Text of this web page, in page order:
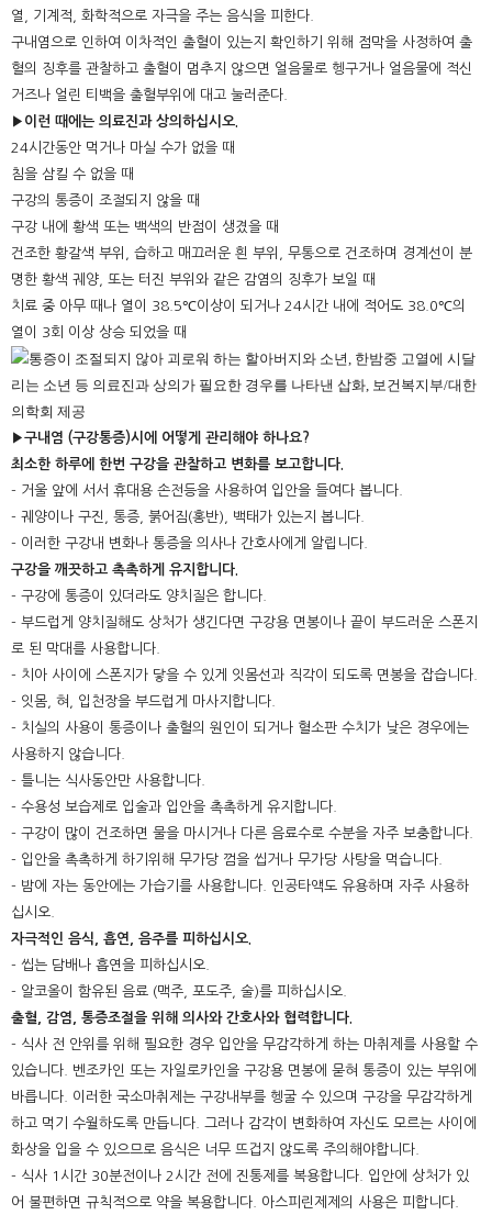
열, 기계적, 화학적으로 자극을 주는 음식을 피한다.
구내염으로 인하여 이차적인 출혈이 있는지 확인하기 위해 점막을 사정하여 출
혈의 징후를 관찰하고 출혈이 멈추지 않으면 얼음물로 헹구거나 얼음물에 적신
거즈나 얼린 티백을 출혈부위에 대고 눌러준다.
▶이런 때에는 의료진과 상의하십시오.
24시간동안 먹거나 마실 수가 없을 때
침을 삼킬 수 없을 때
구강의 통증이 조절되지 않을 때
구강 내에 황색 또는 백색의 반점이 생겼을 때
건조한 황갈색 부위, 습하고 매끄러운 흰 부위, 무통으로 건조하며 경계선이 분
명한 황색 궤양, 또는 터진 부위와 같은 감염의 징후가 보일 때
치료 중 아무 때나 열이 38.5℃이상이 되거나 24시간 내에 적어도 38.0℃의
열이 3회 이상 상승 되었을 때
▶구내염 (구강통증)시에 어떻게 관리해야 하나요?
최소한 하루에 한번 구강을 관찰하고 변화를 보고합니다.
- 거울 앞에 서서 휴대용 손전등을 사용하여 입안을 들여다 봅니다.
- 궤양이나 구진, 통증, 붉어짐(홍반), 백태가 있는지 봅니다.
- 이러한 구강내 변화나 통증을 의사나 간호사에게 알립니다.
구강을 깨끗하고 촉촉하게 유지합니다.
- 구강에 통증이 있더라도 양치질은 합니다.
- 부드럽게 양치질해도 상처가 생긴다면 구강용 면봉이나 끝이 부드러운 스폰지
로 된 막대를 사용합니다.
- 치아 사이에 스폰지가 닿을 수 있게 잇몸선과 직각이 되도록 면봉을 잡습니다.
- 잇몸, 혀, 입천장을 부드럽게 마사지합니다.
- 치실의 사용이 통증이나 출혈의 원인이 되거나 혈소판 수치가 낮은 경우에는
사용하지 않습니다.
- 틀니는 식사동안만 사용합니다.
- 수용성 보습제로 입술과 입안을 촉촉하게 유지합니다.
- 구강이 많이 건조하면 물을 마시거나 다른 음료수로 수분을 자주 보충합니다.
- 입안을 촉촉하게 하기위해 무가당 껌을 씹거나 무가당 사탕을 먹습니다.
- 밤에 자는 동안에는 가습기를 사용합니다. 인공타액도 유용하며 자주 사용하
십시오.
자극적인 음식, 흡연, 음주를 피하십시오.
- 씹는 담배나 흡연을 피하십시오.
- 알코올이 함유된 음료 (맥주, 포도주, 술)를 피하십시오.
출혈, 감염, 통증조절을 위해 의사와 간호사와 협력합니다.
- 식사 전 안위를 위해 필요한 경우 입안을 무감각하게 하는 마취제를 사용할 수
있습니다. 벤조카인 또는 자일로카인을 구강용 면봉에 묻혀 통증이 있는 부위에
바릅니다. 이러한 국소마취제는 구강내부를 헹굴 수 있으며 구강을 무감각하게
하고 먹기 수월하도록 만듭니다. 그러나 감각이 변화하여 자신도 모르는 사이에
화상을 입을 수 있으므로 음식은 너무 뜨겁지 않도록 주의해야합니다.
- 식사 1시간 30분전이나 2시간 전에 진통제를 복용합니다. 입안에 상처가 있
어 불편하면 규칙적으로 약을 복용합니다. 아스피린제제의 사용은 피합니다.